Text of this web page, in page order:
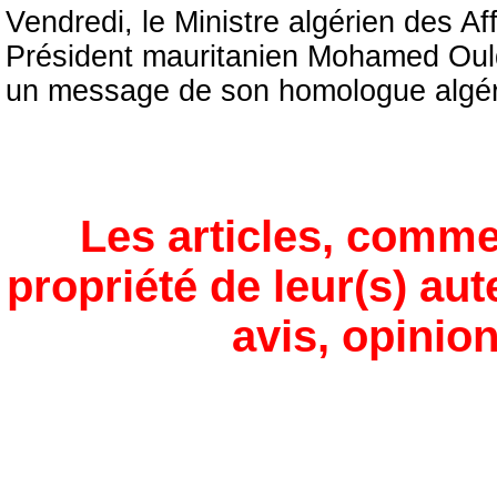
Vendredi, le Ministre algérien des
Président mauritanien Mohamed
un message de son homologue
Les articles,
propriété de leur(s)
avis,